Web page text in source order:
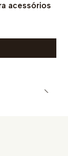
acessórios